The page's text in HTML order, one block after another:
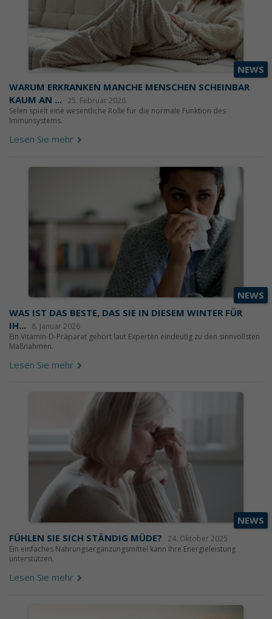
NEWS
WARUM ERKRANKEN MANCHE MENSCHEN SCHEINBAR
KAUM AN ... 25. Februar 2026
Selen spielt eine wesentliche Rolle für die normale Funktion des
Immunsystems.
Lesen Sie mehr
NEWS
WAS IST DAS BESTE, DAS SIE IN DIESEM WINTER FÜR
IH...
8. Januar 2026
Ein Vitamin-D-Präparat gehört laut Experten eindeutig zu den sinnvollsten
Maßnahmen.
Lesen Sie mehr
NEWS
FÜHLEN SIE SICH STÄNDIG MÜDE? 24. Oktober 2025
Ein einfaches Nahrungsergänzungsmittel kann Ihre Energieleistung
unterstützen.
Lesen Sie mehr